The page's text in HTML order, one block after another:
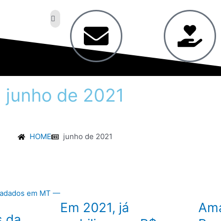
junho de 2021
HOME junho de 2021
Em 2021, já